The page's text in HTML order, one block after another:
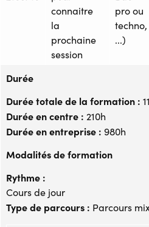
connaitre
la
prochaine
session
pro ou
techno,
...)
Durée
Durée totale de la formation :
Durée en centre : 210h
Durée en entreprise : 980h
Modalités de formation
Rythme :
Cours de jour
Type de parcours : Parcours